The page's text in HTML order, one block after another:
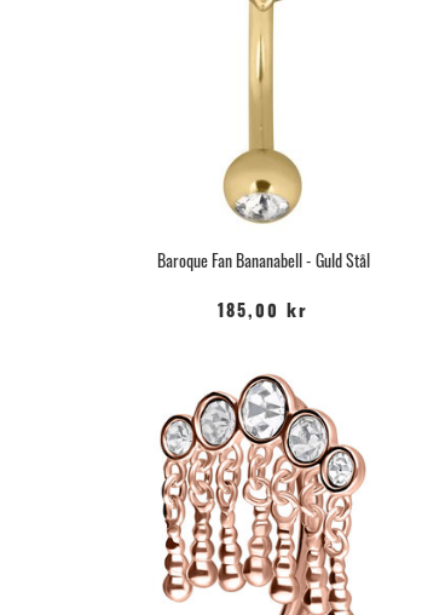
Baroque Fan Bananabell - Guld Stål
185,00 kr